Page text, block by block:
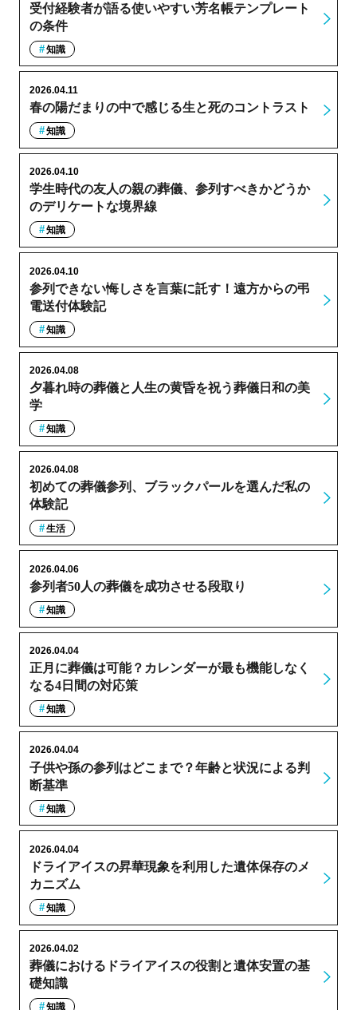
受付経験者が語る使いやすい芳名帳テンプレート
の条件
知識
春の陽だまりの中で感じる生と死のコントラスト
2026.04.11
知識
学生時代の友人の親の葬儀、参列すべきかどうか
のデリケートな境界線
2026.04.10
知識
参列できない悔しさを言葉に託す！遠方からの弔
電送付体験記
2026.04.10
知識
夕暮れ時の葬儀と人生の黄昏を祝う葬儀日和の美
学
2026.04.08
知識
初めての葬儀参列、ブラックパールを選んだ私の
体験記
2026.04.08
生活
参列者50人の葬儀を成功させる段取り
2026.04.06
知識
正月に葬儀は可能？カレンダーが最も機能しなく
なる4日間の対応策
2026.04.04
知識
子供や孫の参列はどこまで？年齢と状況による判
断基準
2026.04.04
知識
ドライアイスの昇華現象を利用した遺体保存のメ
カニズム
2026.04.04
知識
葬儀におけるドライアイスの役割と遺体安置の基
礎知識
2026.04.02
知識